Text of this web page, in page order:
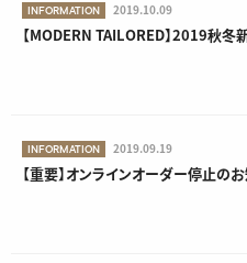
CAMPAIGN
ONLINE
INFORMATION 2019.10.09
【MODERN TAILORED】2019秋冬
INFORMATION 2019.09.19
【重要】オンラインオーダー停止の